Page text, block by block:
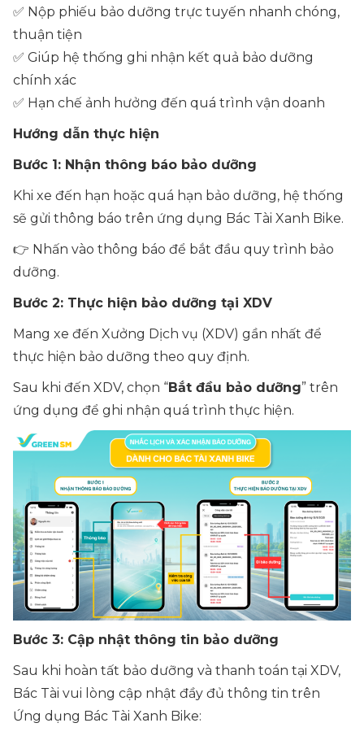
✅ Nộp phiếu bảo dưỡng trực tuyến nhanh chóng,
thuận tiện
✅ Giúp hệ thống ghi nhận kết quả bảo dưỡng
chính xác
✅ Hạn chế ảnh hưởng đến quá trình vận doanh
Hướng dẫn thực hiện
Bước 1: Nhận thông báo bảo dưỡng
Khi xe đến hạn hoặc quá hạn bảo dưỡng, hệ thống
sẽ gửi thông báo trên ứng dụng Bác Tài Xanh Bike.
👉 Nhấn vào thông báo để bắt đầu quy trình bảo
dưỡng.
Bước 2: Thực hiện bảo dưỡng tại XDV
Mang xe đến Xưởng Dịch vụ (XDV) gần nhất để
thực hiện bảo dưỡng theo quy định.
Sau khi đến XDV, chọn “Bắt đầu bảo dưỡng” trên
ứng dụng để ghi nhận quá trình thực hiện.
Bước 3: Cập nhật thông tin bảo dưỡng
Sau khi hoàn tất bảo dưỡng và thanh toán tại XDV,
Bác Tài vui lòng cập nhật đầy đủ thông tin trên
Ứng dụng Bác Tài Xanh Bike: